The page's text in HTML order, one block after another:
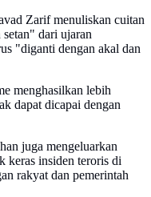
Zarif menuliskan cuitan
dari ujaran
"diganti dengan akal dan
menghasilkan lebih
dapat dicapai dengan
juga mengeluarkan
keras insiden teroris di
rakyat dan pemerintah